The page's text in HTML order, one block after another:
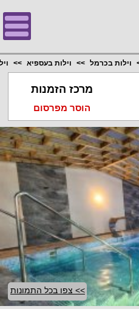
וילות בכרמל וילות בעספיא
מרכז הזמנות
הוסר מפרסום
>> צפו בכל התמונות